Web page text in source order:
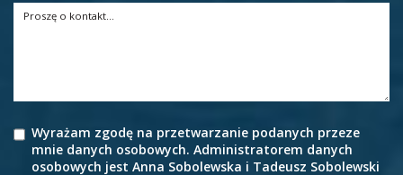
Wyrażam zgodę na przetwarzanie podanych przeze
mnie danych osobowych. Administratorem danych
osobowych jest Anna Sobolewska i Tadeusz Sobolewski